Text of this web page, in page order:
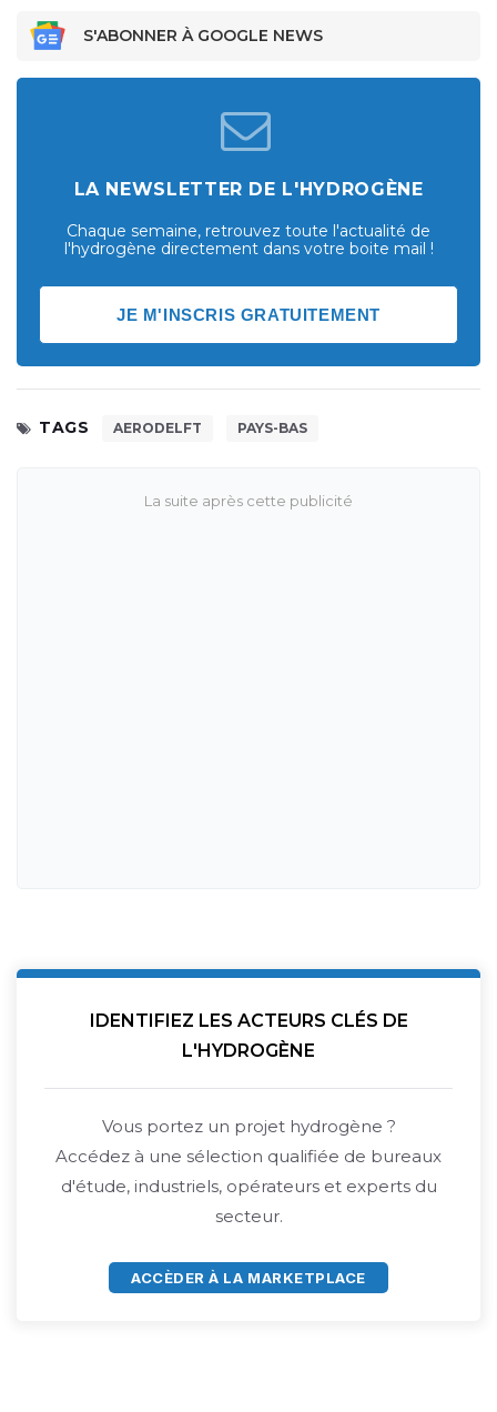
S'ABONNER À GOOGLE NEWS
LA NEWSLETTER DE L'HYDROGÈNE
Chaque semaine, retrouvez toute l'actualité de
l'hydrogène directement dans votre boite mail !
JE M'INSCRIS GRATUITEMENT
TAGS AERODELFT PAYS-BAS
IDENTIFIEZ LES ACTEURS CLÉS DE
L'HYDROGÈNE
Vous portez un projet hydrogène ?
Accédez à une sélection qualifiée de bureaux
d'étude, industriels, opérateurs et experts du
secteur.
ACCÈDER À LA MARKETPLACE